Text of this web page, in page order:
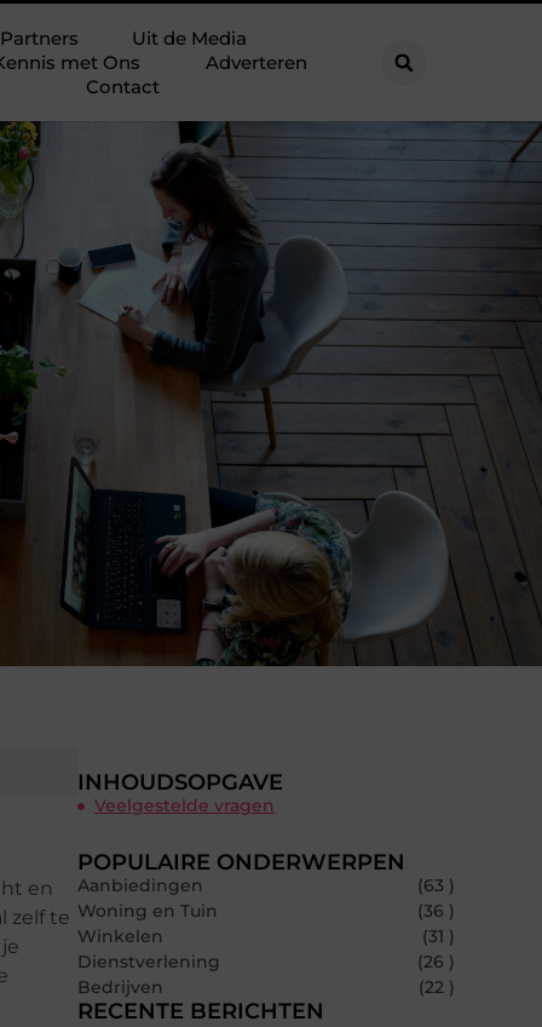
Partners
Uit de Media
met Ons
Adverteren
Contact
en
zelf te
INHOUDSOPGAVE
Veelgestelde vragen
POPULAIRE ONDERWERPEN
Aanbiedingen
(63 )
Woning en Tuin
(36 )
Winkelen
(31 )
Dienstverlening
(26 )
Bedrijven
(22 )
RECENTE BERICHTEN